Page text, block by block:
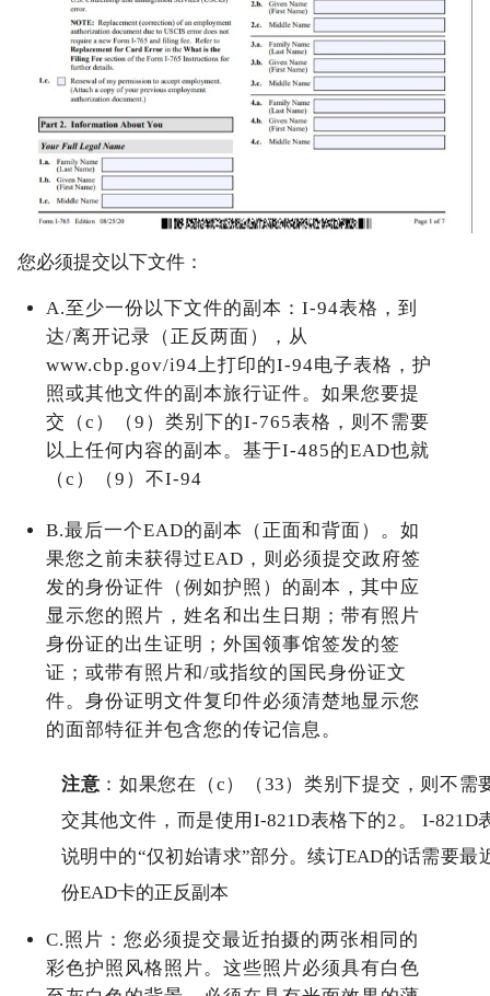
您必须提交以下文件：
A.至少一份以下文件的副本：I-94表格，到
达/离开记录（正反两面），从
www.cbp.gov/i94上打印的I-94电子表格，护
照或其他文件的副本旅行证件。如果您要提
交（c）（9）类别下的I-765表格，则不需要
以上任何内容的副本。基于I-485的EAD也就
（c）（9）不I-94
B.最后一个EAD的副本（正面和背面）。如
果您之前未获得过EAD，则必须提交政府签
发的身份证件（例如护照）的副本，其中应
显示您的照片，姓名和出生日期；带有照片
身份证的出生证明；外国领事馆签发的签
证；或带有照片和/或指纹的国民身份证文
件。身份证明文件复印件必须清楚地显示您
的面部特征并包含您的传记信息。
注意 ：如果您在（c）（33）类别下提交，则不需
交其他文件，而是使用I-821D表格下的2。 I-821D
说明中的“仅初始请求”部分。续订EAD的话需要最
份EAD卡的正反副本
C.照片：您必须提交最近拍摄的两张相同的
彩色护照风格照片。这些照片必须具有白色